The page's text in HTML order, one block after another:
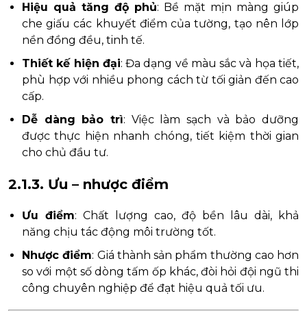
Hiệu quả tăng độ phủ: Bề mặt mịn màng giúp
che giấu các khuyết điểm của tường, tạo nên lớp
nền đồng đều, tinh tế.
Thiết kế hiện đại: Đa dạng về màu sắc và họa tiết,
phù hợp với nhiều phong cách từ tối giản đến cao
cấp.
Dễ dàng bảo trì: Việc làm sạch và bảo dưỡng
được thực hiện nhanh chóng, tiết kiệm thời gian
cho chủ đầu tư.
2.1.3. Ưu – nhược điểm
Ưu điểm: Chất lượng cao, độ bền lâu dài, khả
năng chịu tác động môi trường tốt.
Nhược điểm: Giá thành sản phẩm thường cao hơn
so với một số dòng tấm ốp khác, đòi hỏi đội ngũ thi
công chuyên nghiệp để đạt hiệu quả tối ưu.